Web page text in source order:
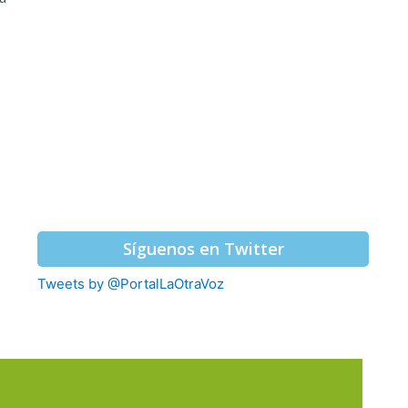
Síguenos en Twitter
Tweets by @PortalLaOtraVoz